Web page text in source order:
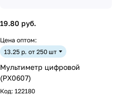
19.80 руб.
Цена оптом:
13.25 р. от 250 шт
Мультиметр цифровой
(PX0607)
Код: 122180